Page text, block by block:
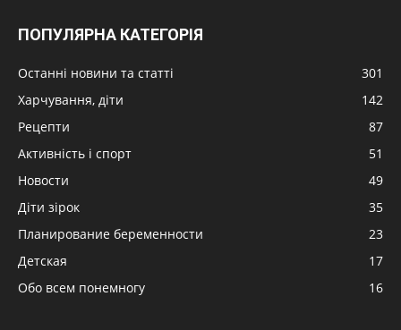
ПОПУЛЯРНА КАТЕГОРІЯ
Останні новини та статті
301
Харчування, діти
142
Рецепти
87
Активність і спорт
51
Новости
49
Діти зірок
35
Планирование беременности
23
Детская
17
Обо всем понемногу
16